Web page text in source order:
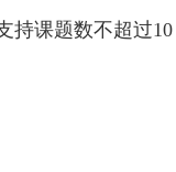
持课题数不超过10